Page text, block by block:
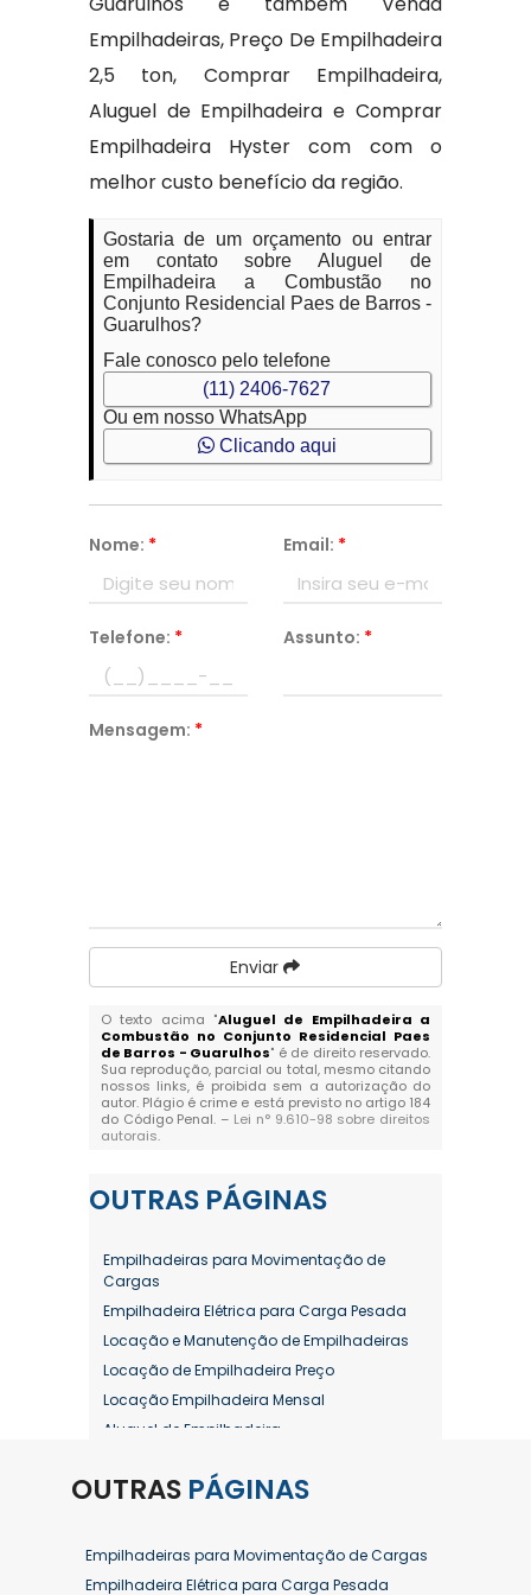
Empilhadeiras, Preço De Empilhadeira
2,5 ton, Comprar Empilhadeira,
Aluguel de Empilhadeira e Comprar
Empilhadeira Hyster com com o
melhor custo benefício da região.
Gostaria de um orçamento ou entrar
em contato sobre Aluguel de
Empilhadeira a Combustão no
Conjunto Residencial Paes de Barros -
Guarulhos?
Fale conosco pelo telefone
(11) 2406-7627
Ou em nosso WhatsApp
Clicando aqui
Nome: * Email: *
Telefone: * Assunto: *
Mensagem: *
Enviar
O texto acima "Aluguel de Empilhadeira a
Combustão no Conjunto Residencial Paes
de Barros - Guarulhos" é de direito reservado.
Sua reprodução, parcial ou total, mesmo citando
nossos links, é proibida sem a autorização do
autor. Plágio é crime e está previsto no artigo 184
do Código Penal. – Lei n° 9.610-98 sobre direitos
autorais.
OUTRAS PÁGINAS
Empilhadeiras para Movimentação de
Cargas
Empilhadeira Elétrica para Carga Pesada
Locação e Manutenção de Empilhadeiras
Locação de Empilhadeira Preço
Locação Empilhadeira Mensal
Aluguel de Empilhadeira
Aluguel de Empilhadeira Diária Valor
Aluguel de Empilhadeira Elétrica Preço
Aluguel de Empilhadeira Mensal
OUTRAS PÁGINAS
Empilhadeiras para Movimentação de Cargas
Empilhadeira Elétrica para Carga Pesada